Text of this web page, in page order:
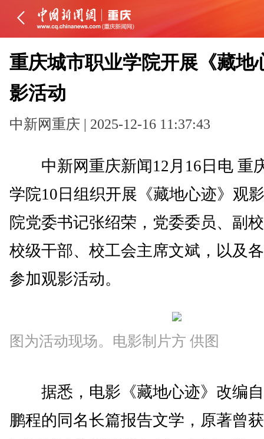
重庆城市职业学院开展《藏地
影活动
中新网重庆 | 2025-12-16 11:37:43
中新网重庆新闻12月16日电 重
学院10日组织开展《藏地心迹》观
院党委书记张绍荣，党委委员、副
校级干部、校工会主席文斌，以及
参加观影活动。
图为活动现场。电影制片方 供图
据悉，电影《藏地心迹》改编自
鹏程的同名长篇报告文学，原著曾